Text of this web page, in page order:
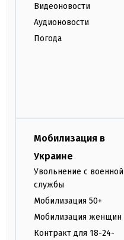
Видеоновости
Аудионовости
Погода
Мобилизация в
Украине
Увольнение с военной
службы
Мобилизация 50+
Мобилизация женщин
Контракт для 18-24-